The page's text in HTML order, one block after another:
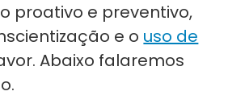
proativo e preventivo,
e o uso de
Abaixo falaremos